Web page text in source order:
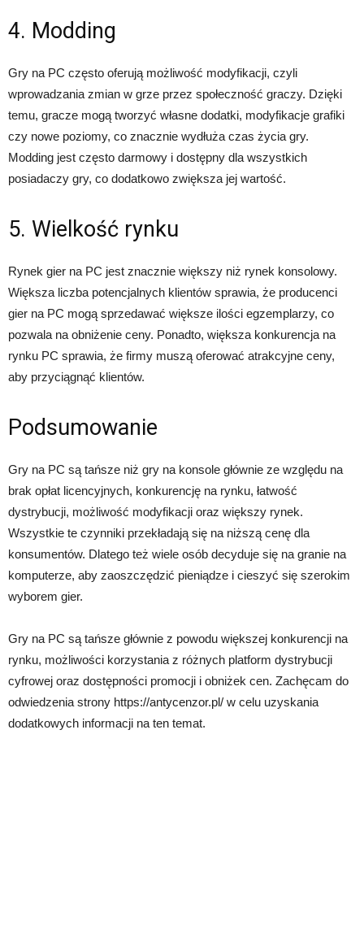
4. Modding
Gry na PC często oferują możliwość modyfikacji, czyli
wprowadzania zmian w grze przez społeczność graczy. Dzięki
temu, gracze mogą tworzyć własne dodatki, modyfikacje grafiki
czy nowe poziomy, co znacznie wydłuża czas życia gry.
Modding jest często darmowy i dostępny dla wszystkich
posiadaczy gry, co dodatkowo zwiększa jej wartość.
5. Wielkość rynku
Rynek gier na PC jest znacznie większy niż rynek konsolowy.
Większa liczba potencjalnych klientów sprawia, że producenci
gier na PC mogą sprzedawać większe ilości egzemplarzy, co
pozwala na obniżenie ceny. Ponadto, większa konkurencja na
rynku PC sprawia, że firmy muszą oferować atrakcyjne ceny,
aby przyciągnąć klientów.
Podsumowanie
Gry na PC są tańsze niż gry na konsole głównie ze względu na
brak opłat licencyjnych, konkurencję na rynku, łatwość
dystrybucji, możliwość modyfikacji oraz większy rynek.
Wszystkie te czynniki przekładają się na niższą cenę dla
konsumentów. Dlatego też wiele osób decyduje się na granie na
komputerze, aby zaoszczędzić pieniądze i cieszyć się szerokim
wyborem gier.
Gry na PC są tańsze głównie z powodu większej konkurencji na
rynku, możliwości korzystania z różnych platform dystrybucji
cyfrowej oraz dostępności promocji i obniżek cen. Zachęcam do
odwiedzenia strony https://antycenzor.pl/ w celu uzyskania
dodatkowych informacji na ten temat.